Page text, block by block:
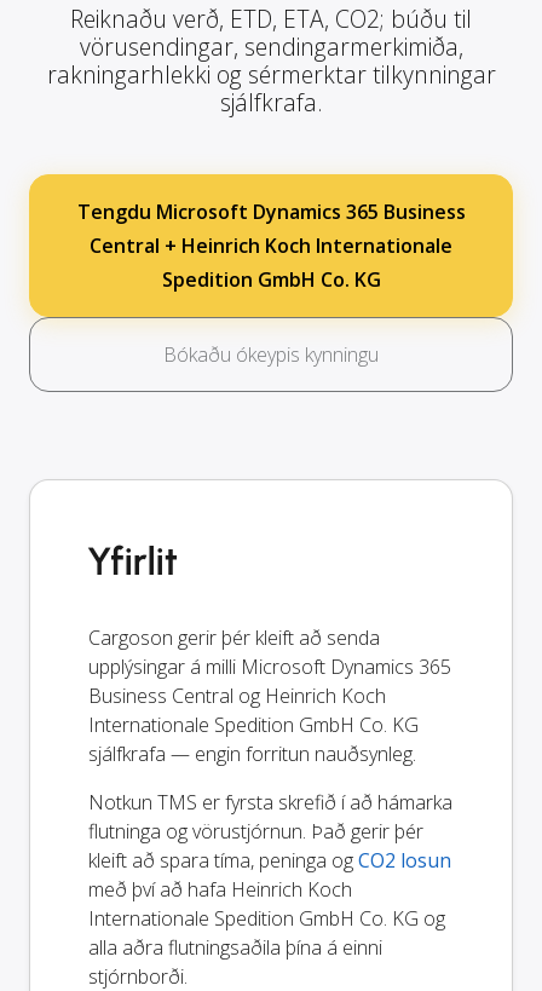
Reiknaðu verð, ETD, ETA, CO2; búðu til
vörusendingar, sendingarmerkimiða,
rakningarhlekki og sérmerktar tilkynningar
sjálfkrafa.
Tengdu Microsoft Dynamics 365 Business
Central + Heinrich Koch Internationale
Spedition GmbH Co. KG
Bókaðu ókeypis kynningu
Yfirlit
Cargoson gerir þér kleift að senda
upplýsingar á milli Microsoft Dynamics 365
Business Central og Heinrich Koch
Internationale Spedition GmbH Co. KG
sjálfkrafa — engin forritun nauðsynleg.
Notkun TMS er fyrsta skrefið í að hámarka
flutninga og vörustjórnun. Það gerir þér
kleift að spara tíma, peninga ogCO2 losun
með því að hafa Heinrich Koch
Internationale Spedition GmbH Co. KG og
alla aðra flutningsaðila þína á einni
stjórnborði.